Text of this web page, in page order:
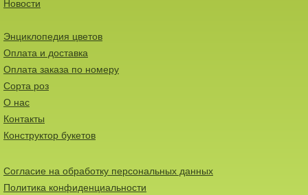
Новости
Энциклопедия цветов
Оплата и доставка
Оплата заказа по номеру
Сорта роз
О нас
Контакты
Конструктор букетов
Согласие на обработку персональных данных
Политика конфиденциальности